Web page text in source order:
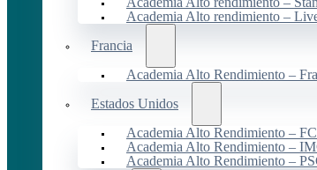
Academia Alto rendimiento –
Francia
Academia Alto Rendimiento –
Estados Unidos
Academia Alto Rendimiento –
Academia Alto Rendimiento –
Academia Alto Rendimiento –